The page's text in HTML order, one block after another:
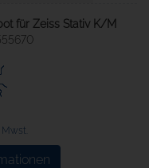
für Zeiss Stativ K/M
Mwst.